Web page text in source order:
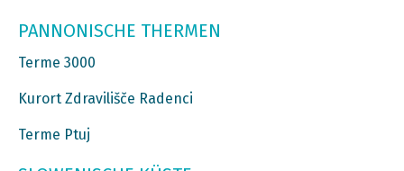
PANNONISCHE THERMEN
Terme 3000
Kurort Zdravilišče Radenci
Terme Ptuj